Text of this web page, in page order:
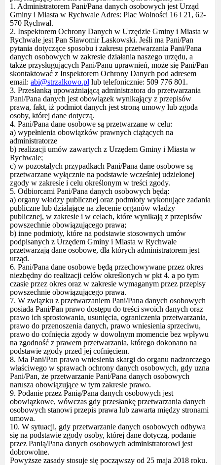
1. Administratorem Pani/Pana danych osobowych jest Urząd
Gminy i Miasta w Rychwale Adres: Plac Wolności 16 i 21, 62-
570 Rychwał.
2. Inspektorem Ochrony Danych w Urzędzie Gminy i Miasta w
Rychwale jest Pan Sławomir Laskowski. Jeśli ma Pani/Pan
pytania dotyczące sposobu i zakresu przetwarzania Pani/Pana
danych osobowych w zakresie działania naszego urzędu, a
także przysługujących Pani/Panu uprawnień, może się Pani/Pan
skontaktować z Inspektorem Ochrony Danych pod adresem
email: abi@strzalkowo.pl lub telefonicznie: 509 776 801.
3. Przesłanką upoważniającą administratora do przetwarzania
Pani/Pana danych jest obowiązek wynikający z przepisów
prawa, fakt, iż podmiot danych jest stroną umowy lub zgoda
osoby, której dane dotyczą.
4. Pani/Pana dane osobowe są przetwarzane w celu:
a) wypełnienia obowiązków prawnych ciążących na
administratorze
b) realizacji umów zawartych z Urzędem Gminy i Miasta w
Rychwale;
c) w pozostałych przypadkach Pani/Pana dane osobowe są
przetwarzane wyłącznie na podstawie wcześniej udzielonej
zgody w zakresie i celu określonym w treści zgody.
5. Odbiorcami Pani/Pana danych osobowych będą:
a) organy władzy publicznej oraz podmioty wykonujące zadania
publiczne lub działające na zlecenie organów władzy
publicznej, w zakresie i w celach, które wynikają z przepisów
powszechnie obowiązującego prawa;
b) inne podmioty, które na podstawie stosownych umów
podpisanych z Urzędem Gminy i Miasta w Rychwale
przetwarzają dane osobowe, dla których administratorem jest
urząd.
6. Pani/Pana dane osobowe będą przechowywane przez okres
niezbędny do realizacji celów określonych w pkt 4. a po tym
czasie przez okres oraz w zakresie wymaganym przez przepisy
powszechnie obowiązującego prawa.
7. W związku z przetwarzaniem Pani/Pana danych osobowych
posiada Pani/Pan prawo dostępu do treści swoich danych oraz
prawo ich sprostowania, usunięcia, ograniczenia przetwarzania,
prawo do przenoszenia danych, prawo wniesienia sprzeciwu,
prawo do cofnięcia zgody w dowolnym momencie bez wpływu
na zgodność z prawem przetwarzania, którego dokonano na
podstawie zgody przed jej cofnięciem.
8. Ma Pani/Pan prawo wniesienia skargi do organu nadzorczego
właściwego w sprawach ochrony danych osobowych, gdy uzna
Pani/Pan, że przetwarzanie Pani/Pana danych osobowych
narusza obowiązujące w tym zakresie prawo.
9. Podanie przez Panią/Pana danych osobowych jest
obowiązkowe, wówczas gdy przesłankę przetwarzania danych
osobowych stanowi przepis prawa lub zawarta między stronami
umowa.
10. W sytuacji, gdy przetwarzanie danych osobowych odbywa
się na podstawie zgody osoby, której dane dotyczą, podanie
przez Panią/Pana danych osobowych administratorowi jest
dobrowolne.
Powyższe zasady stosuje się począwszy od 25 maja 2018 roku.